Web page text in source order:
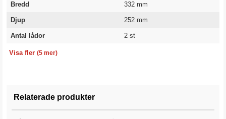
Bredd 332 mm
Djup 252 mm
Antal lådor
2 st
Visa fler (5 mer)
Relaterade produkter